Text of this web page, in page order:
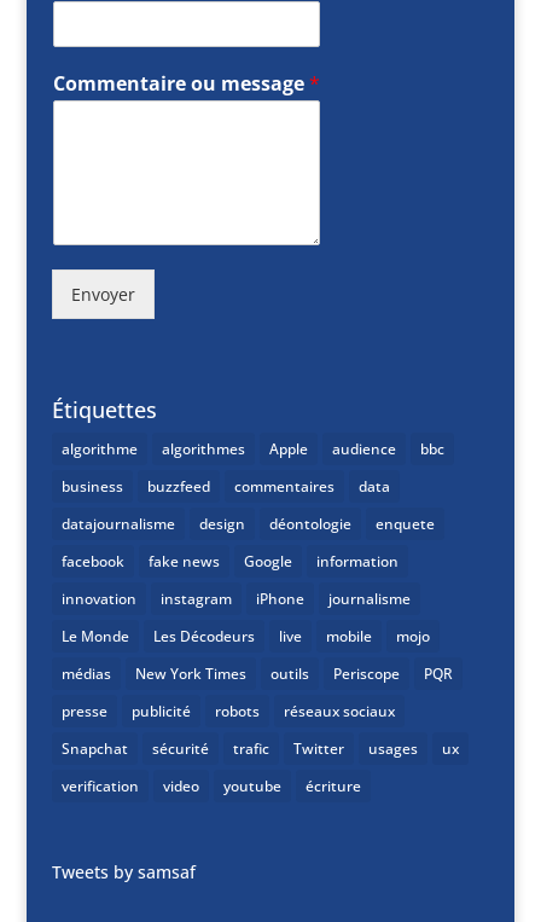
Commentaire ou message*
Envoyer
Étiquettes
algorithme algorithmes Apple audience
bbc
business
buzzfeed commentaires
data
datajournalisme
design déontologie
enquete
facebook
fake news Google
information
innovation
instagram iPhone
journalisme
Le Monde
Les Décodeurs live mobile
mojo
médias
New York Times outils Periscope
PQR
presse
publicité robots
réseaux sociaux
Snapchat
sécurité trafic Twitter usages
ux
verification
video youtube écriture
Tweets by samsaf